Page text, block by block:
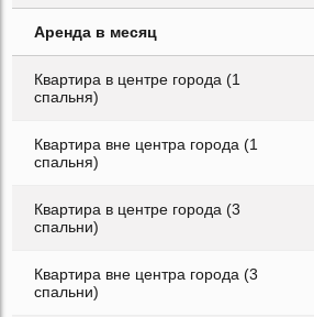
Аренда в месяц
Квартира в центре города (1
спальня)
Квартира вне центра города (1
спальня)
Квартира в центре города (3
спальни)
Квартира вне центра города (3
спальни)